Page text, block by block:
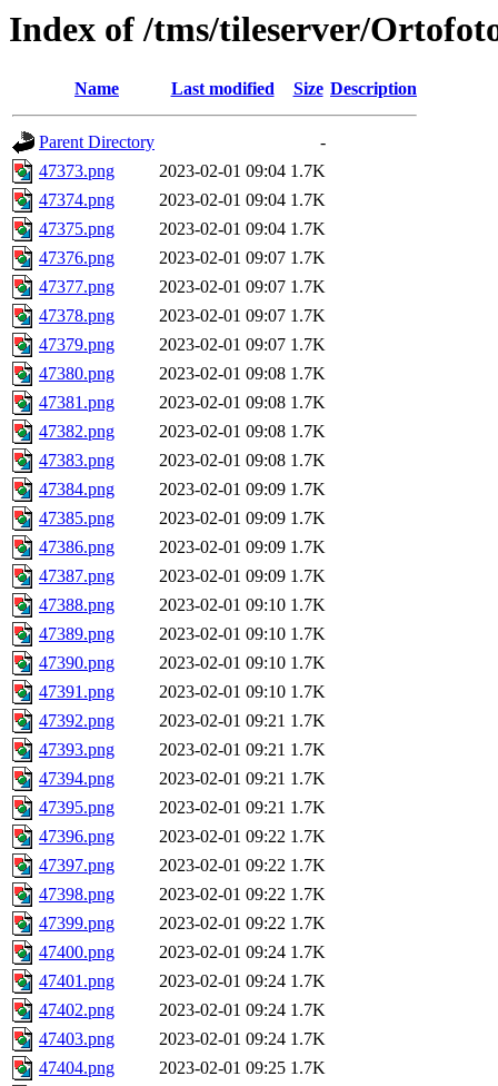
Index of /tms/tileserver/
Name Last modified Size Description
Parent Directory
-
47373.png
2023-02-01 09:04 1.7K
47374.png
2023-02-01 09:04 1.7K
47375.png
2023-02-01 09:04 1.7K
47376.png
2023-02-01 09:07 1.7K
47377.png
2023-02-01 09:07 1.7K
47378.png
2023-02-01 09:07 1.7K
47379.png
2023-02-01 09:07 1.7K
47380.png
2023-02-01 09:08 1.7K
47381.png
2023-02-01 09:08 1.7K
47382.png
2023-02-01 09:08 1.7K
47383.png
2023-02-01 09:08 1.7K
47384.png
2023-02-01 09:09 1.7K
47385.png
2023-02-01 09:09 1.7K
47386.png
2023-02-01 09:09 1.7K
47387.png
2023-02-01 09:09 1.7K
47388.png
2023-02-01 09:10 1.7K
47389.png
2023-02-01 09:10 1.7K
47390.png
2023-02-01 09:10 1.7K
47391.png
2023-02-01 09:10 1.7K
47392.png
2023-02-01 09:21 1.7K
47393.png
2023-02-01 09:21 1.7K
47394.png
2023-02-01 09:21 1.7K
47395.png
2023-02-01 09:21 1.7K
47396.png
2023-02-01 09:22 1.7K
47397.png
2023-02-01 09:22 1.7K
47398.png
2023-02-01 09:22 1.7K
47399.png
2023-02-01 09:22 1.7K
47400.png
2023-02-01 09:24 1.7K
47401.png
2023-02-01 09:24 1.7K
47402.png
2023-02-01 09:24 1.7K
47403.png
2023-02-01 09:24 1.7K
47404.png
2023-02-01 09:25 1.7K